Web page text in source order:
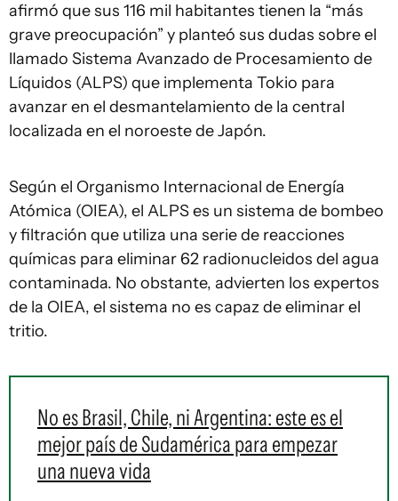
afirmó que sus 116 mil habitantes tienen la “más
grave preocupación” y planteó sus dudas sobre el
llamado Sistema Avanzado de Procesamiento de
Líquidos (ALPS) que implementa Tokio para
avanzar en el desmantelamiento de la central
localizada en el noroeste de Japón.
Según el Organismo Internacional de Energía
Atómica (OIEA), el ALPS es un sistema de bombeo
y filtración que utiliza una serie de reacciones
químicas para eliminar 62 radionucleidos del agua
contaminada. No obstante, advierten los expertos
de la OIEA, el sistema no es capaz de eliminar el
tritio.
No es Brasil, Chile, ni Argentina: este es el
mejor país de Sudamérica para empezar
una nueva vida